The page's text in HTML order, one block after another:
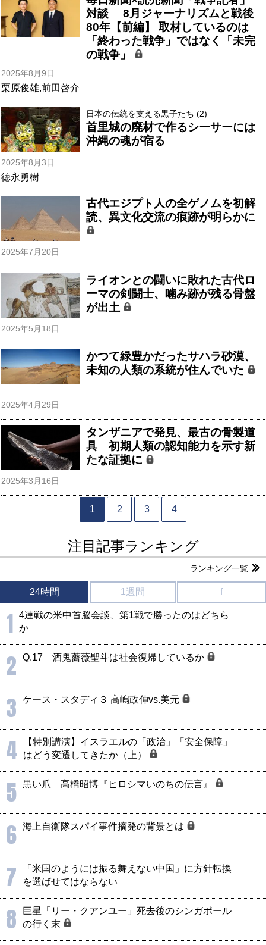
対談 8月ジャーナリズムと戦後
80年【前編】 取材しているのは
「終わった戦争」ではなく「未完
の戦争」
2025年8月9日
栗原俊雄,前田啓介
日本の伝統を支える黒子たち (2)
首里城の廃材で作るシーサーには
沖縄の魂が宿る
2025年8月3日
徳永勇樹
古代エジプト人の全ゲノムを初解
読、異文化交流の痕跡が明らかに
2025年7月20日
ライオンとの闘いに敗れた古代ロ
ーマの剣闘士、噛み跡が残る骨盤
が出土
2025年5月18日
かつて緑豊かだったサハラ砂漠、
未知の人類の系統が住んでいた
2025年4月29日
タンザニアで発見、最古の骨製道
具 初期人類の認知能力を示す新
たな証拠に
2025年3月16日
1 2 3 4
注目記事ランキング
ランキング一覧
24時間 1週間 f
1 4連戦の米中首脳会談、第1戦で勝ったのはどちら
か
2 Q.17 酒鬼薔薇聖斗は社会復帰しているか
3 ケース・スタディ３ 高嶋政伸vs.美元
4
【特別講演】イスラエルの「政治」「安全保障」
はどう変遷してきたか（上）
5 黒い爪 高橋昭博『ヒロシマいのちの伝言』
6 海上自衛隊スパイ事件摘発の背景とは
7
「米国のようには振る舞えない中国」に方針転換
を選ばせてはならない
8
巨星「リー・クアンユー」死去後のシンガポール
の行く末